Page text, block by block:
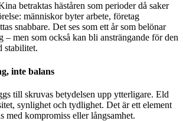
betraktas häståren som perioder då saker
människor byter arbete, företag
snabbare. Det ses som ett år som belönar
– men som också kan bli ansträngande för den
stabilitet.
inte balans
till skruvas betydelsen upp ytterligare. Eld
synlighet och tydlighet. Det är ett element
med kompromiss eller långsamhet.